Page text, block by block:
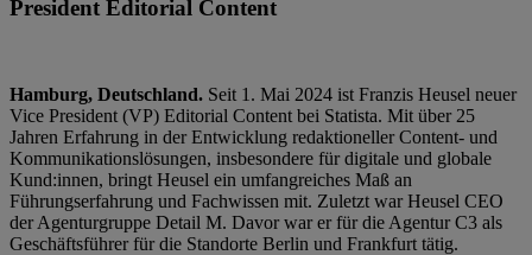
President Editorial Content
Hamburg, Deutschland. Seit 1. Mai 2024 ist Franzis Heusel neuer
Vice President (VP) Editorial Content bei Statista. Mit über 25
Jahren Erfahrung in der Entwicklung redaktioneller Content- und
Kommunikationslösungen, insbesondere für digitale und globale
Kund:innen, bringt Heusel ein umfangreiches Maß an
Führungserfahrung und Fachwissen mit. Zuletzt war Heusel CEO
der Agenturgruppe Detail M. Davor war er für die Agentur C3 als
Geschäftsführer für die Standorte Berlin und Frankfurt tätig.